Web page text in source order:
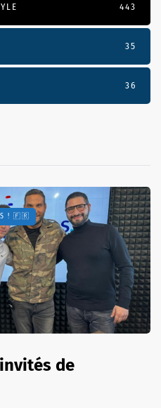
443
35
36
! 🇫🇷
de